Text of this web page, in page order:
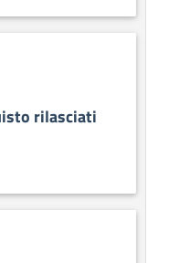
rilasciati